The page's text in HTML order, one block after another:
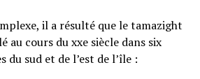
il a résulté que le tamazight
au cours du xxe siècle dans six
sud et de l’est de l’île :